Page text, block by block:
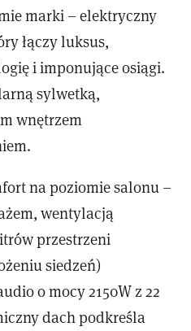
marki – elektryczny
łączy luksus,
i imponujące osiągi.
sylwetką,
wnętrzem
na poziomie salonu –
wentylacją
przestrzeni
siedzeń)
o mocy 2150W z 22
dach podkreśla